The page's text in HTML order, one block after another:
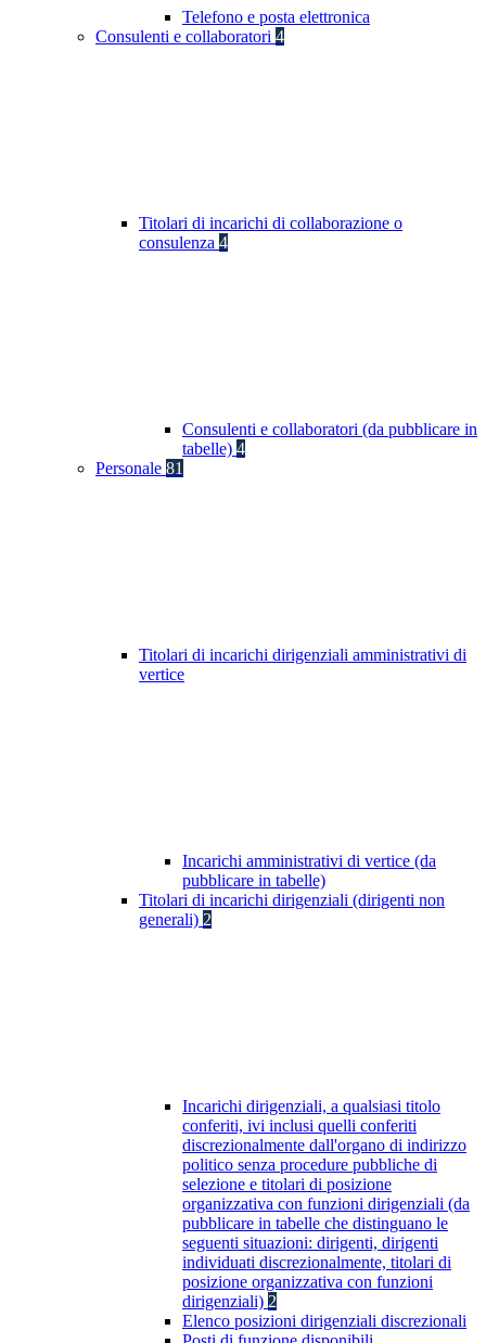
Telefono e posta elettronica
Consulenti e collaboratori 4
Titolari di incarichi di collaborazione o
consulenza 4
Consulenti e collaboratori (da pubblicare in
tabelle) 4
Personale 81
Titolari di incarichi dirigenziali amministrativi di
vertice
Incarichi amministrativi di vertice (da
pubblicare in tabelle)
Titolari di incarichi dirigenziali (dirigenti non
generali) 2
Incarichi dirigenziali, a qualsiasi titolo
conferiti, ivi inclusi quelli conferiti
discrezionalmente dall'organo di indirizzo
politico senza procedure pubbliche di
selezione e titolari di posizione
organizzativa con funzioni dirigenziali (da
pubblicare in tabelle che distinguano le
seguenti situazioni: dirigenti, dirigenti
individuati discrezionalmente, titolari di
posizione organizzativa con funzioni
dirigenziali) 2
Elenco posizioni dirigenziali discrezionali